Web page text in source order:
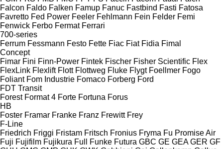
Falcon Faldo Falken Famup Fanuc Fastbind Fasti Fatosa
Favretto Fed Power Feeler Fehlmann Fein Felder Femi
Fenwick Ferbo Fermat Ferrari
700-series
Ferrum Fessmann Festo Fette Fiac Fiat Fidia Fimal
Concept
Fimar Fini Finn-Power Fintek Fischer Fisher Scientific Flex
FlexLink Flexlift Flott Flottweg Fluke Flygt Foellmer Fogo
Foliant Fom Industrie Fomaco Forberg Ford
FDT Transit
Forest Format 4 Forte Fortuna Forus
HB
Foster Framar Franke Franz Frewitt Frey
F-Line
Friedrich Friggi Fristam Fritsch Fronius Fryma Fu Promise Air
Fuji Fujifilm Fujikura Full Funke Futura GBC GE GEA GER GF